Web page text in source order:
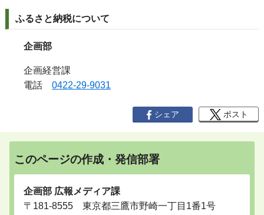
ふるさと納税について
企画部
企画経営課
電話 0422-29-9031
シェア ポスト
このページの作成・発信部署
企画部 広報メディア課
〒181-8555 東京都三鷹市野崎一丁目1番1号